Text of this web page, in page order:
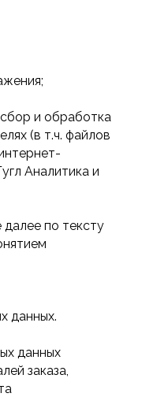
и обработка
(в т.ч. файлов
Аналитика и
по тексту
данных.
данных
заказа,